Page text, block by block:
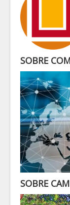
SECRETARIA
CONTATO
LOGIN
SOBRE
SOBRE